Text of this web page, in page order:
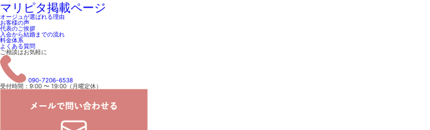
マリピタ掲載ページ
オージュが選ばれる理由
お客様の声
代表のご挨拶
入会から結婚までの流れ
料金体系
よくある質問
ご相談はお気軽に
090-7206-6538
受付時間：9:00 〜 19:00（月曜定休）